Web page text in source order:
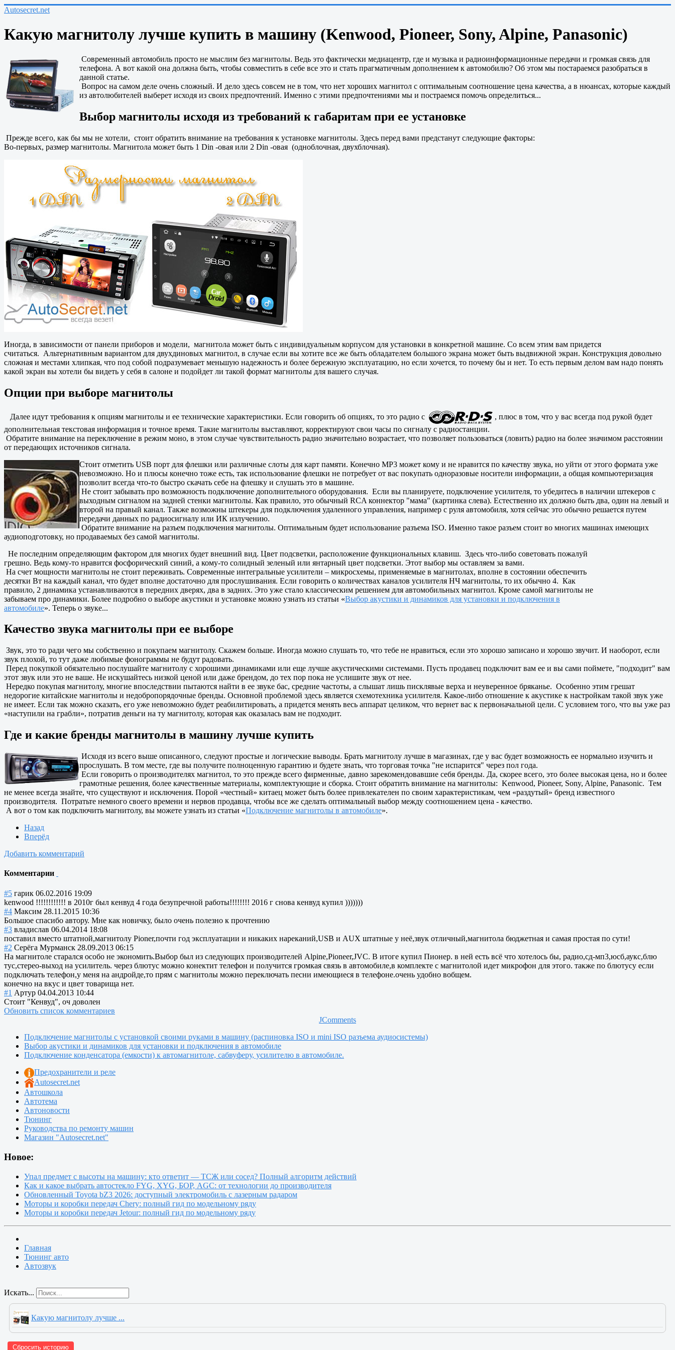
Autosecret.net
Какую магнитолу лучше купить в машину (Kenwood, Pioneer, Sony, Alpine, Panasonic)
Современный автомобиль просто не мыслим без магнитолы. Ведь это фактически медиацентр, где и музыка и радиоинформационные передачи и громкая связь для
телефона. А вот какой она должна быть, чтобы совместить в себе все это и стать прагматичным дополнением к автомобилю? Об этом мы постараемся разобраться в
данной статье.
Вопрос на самом деле очень сложный. И дело здесь совсем не в том, что нет хороших магнитол с оптимальным соотношение цена качества, а в нюансах, которые каждый
из автолюбителей выберет исходя из своих предпочтений. Именно с этими предпочтениями мы и постраемся помочь определиться...
Выбор магнитолы исходя из требований к габаритам при ее установке
Прежде всего, как бы мы не хотели, стоит обратить внимание на требования к установке магнитолы. Здесь перед вами предстанут следующие факторы:
Во-первых, размер магнитолы. Магнитола может быть 1 Din -овая или 2 Din -овая (одноблочная, двухблочная).
Иногда, в зависимости от панели приборов и модели, магнитола может быть с индивидуальным корпусом для установки в конкретной машине. Со всем этим вам придется
считаться. Альтернативным вариантом для двухдиновых магнитол, в случае если вы хотите все же быть обладателем большого экрана может быть выдвижной экран. Конструкция довольно
сложная и местами хлипкая, что под собой подразумевает меньшую надежность и более бережную эксплуатацию, но если хочется, то почему бы и нет. То есть первым делом вам надо понять
какой экран вы хотели бы видеть у себя в салоне и подойдет ли такой формат магнитолы для вашего случая.
Опции при выборе магнитолы
Далее идут требования к опциям магнитолы и ее технические характеристики. Если говорить об опциях, то это радио с
, плюс в том, что у вас всегда под рукой будет
дополнительная текстовая информация и точное время. Такие магнитолы выставляют, корректируют свои часы по сигналу с радиостанции.
Обратите внимание на переключение в режим моно, в этом случае чувствительность радио значительно возрастает, что позволяет пользоваться (ловить) радио на более значимом расстоянии
от передающих источников сигнала.
Стоит отметить USB порт для флешки или различные слоты для карт памяти. Конечно MP3 может кому и не нравится по качеству звука, но уйти от этого формата уже
невозможно. Но и плюсы конечно тоже есть, так использование флешки не потребует от вас покупать одноразовые носители информации, а общая компьютеризация
позволит всегда что-то быстро скачать себе на флешку и слушать это в машине.
Не стоит забывать про возможность подключение дополнительного оборудования. Если вы планируете, подключение усилителя, то убедитесь в наличии штекеров с
выходным сигналом на задней стенки магнитолы. Как правило, это обычный RCA коннектор "мама" (картинка слева). Естественно их должно быть два, один на левый и
второй на правый канал. Также возможны штекеры для подключения удаленного управления, например с руля автомобиля, хотя сейчас это обычно решается путем
передачи данных по радиосигналу или ИК излучению.
Обратите внимание на разъем подключения магнитолы. Оптимальным будет использование разъема ISO. Именно такое разъем стоит во многих машинах имеющих
аудиоподготовку, но продаваемых без самой магнитолы.
Не последним определяющим фактором для многих будет внешний вид. Цвет подсветки, расположение функциональных клавиш. Здесь что-либо советовать пожалуй
грешно. Ведь кому-то нравится фосфорический синий, а кому-то солидный зеленый или янтарный цвет подсветки. Этот выбор мы оставляем за вами.
На счет мощности магнитолы не стоит переживать. Современные интегральные усилители – микросхемы, применяемые в магнитолах, вполне в состоянии обеспечить
десятки Вт на каждый канал, что будет вполне достаточно для прослушивания. Если говорить о количествах каналов усилителя НЧ магнитолы, то их обычно 4. Как
правило, 2 динамика устанавливаются в передних дверях, два в задних. Это уже стало классическим решением для автомобильных магнитол. Кроме самой магнитолы не
забываем про динамики. Более подробно о выборе акустики и установке можно узнать из статьи «Выбор акустики и динамиков для установки и подключения в
автомобиле». Теперь о звуке...
Качество звука магнитолы при ее выборе
Звук, это то ради чего мы собственно и покупаем магнитолу. Скажем больше. Иногда можно слушать то, что тебе не нравиться, если это хорошо записано и хорошо звучит. И наоборот, если
звук плохой, то тут даже любимые фонограммы не будут радовать.
Перед покупкой обязательно послушайте магнитолу с хорошими динамиками или еще лучше акустическими системами. Пусть продавец подключит вам ее и вы сами поймете, "подходит" вам
этот звук или это не ваше. Не искушайтесь низкой ценой или даже брендом, до тех пор пока не услишите звук от нее.
Нередко покупая магнитолу, многие впоследствии пытаются найти в ее звуке бас, средние частоты, а слышат лишь писклявые верха и неуверенное бряканье. Особенно этим грешат
недорогие китайские магнитолы и недобропорядочные бренды. Основной проблемой здесь является схемотехника усилителя. Какое-либо отношение к акустике к настройкам такой звук уже
не имеет. Если так можно сказать, его уже невозможно будет реабилитировать, а придется менять весь аппарат целиком, что вернет вас к первоначальной цели. С условием того, что вы уже раз
«наступили на грабли», потратив деньги на ту магнитолу, которая как оказалась вам не подходит.
Где и какие бренды магнитолы в машину лучше купить
Исходя из всего выше описанного, следуют простые и логические выводы. Брать магнитолу лучше в магазинах, где у вас будет возможность ее нормально изучить и
прослушать. В том месте, где вы получите полноценную гарантию и будете знать, что торговая точка "не испарится" через пол года.
Если говорить о производителях магнитол, то это прежде всего фирменные, давно зарекомендовавшие себя бренды. Да, скорее всего, это более высокая цена, но и более
грамотные решения, более качественные материалы, комплектующие и сборка. Стоит обратить внимание на магнитолы: Kenwood, Pioneer, Sony, Alpine, Panasonic. Тем
не менее всегда знайте, что существуют и исключения. Порой «честный» китаец может быть более привлекателен по своим характеристикам, чем «раздутый» бренд известного
производителя. Потратьте немного своего времени и нервов продавца, чтобы все же сделать оптимальный выбор между соотношением цена - качество.
А вот о том как подключить магнитолу, вы можете узнать из статьи «Подключение магнитолы в автомобиле».
Назад
Вперёд
Добавить комментарий
Комментарии
#5 гарик 06.02.2016 19:09
kenwood !!!!!!!!!!!! в 2010г был кенвуд 4 года безупречной работы!!!!!!!! 2016 г снова кенвуд купил )))))))
#4 Максим 28.11.2015 10:36
Большое спасибо автору. Мне как новичку, было очень полезно к прочтению
#3 владислав 06.04.2014 18:08
поставил вместо штатной,магнитолу Pioner,почти год эксплуатации и никаких нареканий,USB и AUX штатные у неё,звук отличный,магнитола бюджетная и самая простая по сути!
#2 Серёга Мурманск 28.09.2013 06:15
На магнитоле старался особо не экономить.Выбор был из следующих производителей Alpine,Pioneer,JVC. В итоге купил Пионер. в ней есть всё что хотелось бы, радио,сд-мп3,юсб,аукс,блю
тус,стерео-выход на усилитель. через блютус можно конектит телефон и получится громкая связь в автомобиле,в комплекте с магнитолой идет микрофон для этого. также по блютусу если
подключать телефон,у меня на андройде,то прям с магнитолы можно переключать песни имеющиеся в телефоне.очень удобно вобщем.
конечно на вкус и цвет товарища нет.
#1 Артур 04.04.2013 10:44
Стоит "Кенвуд", оч доволен
Обновить список комментариев
JComments
Подключение магнитолы с установкой своими руками в машину (распиновка ISO и mini ISO разъема аудиосистемы)
Выбор акустики и динамиков для установки и подключения в автомобиле
Подключение конденсатора (емкости) к автомагнитоле, сабвуферу, усилителю в автомобиле.
Предохранители и реле
Autosecret.net
Автошкола
Автотема
Автоновости
Тюнинг
Руководства по ремонту машин
Магазин "Autosecret.net"
Новое:
Упал предмет с высоты на машину: кто ответит — ТСЖ или сосед? Полный алгоритм действий
Как и какое выбрать автостекло FYG, XYG, БОР, AGC: от технологии до производителя
Обновленный Toyota bZ3 2026: доступный электромобиль с лазерным радаром
Моторы и коробки передач Chery: полный гид по модельному ряду
Моторы и коробки передач Jetour: полный гид по модельному ряду
Главная
Тюнинг авто
Автозвук
Искать...
Какую магнитолу лучше ...
Сбросить историю